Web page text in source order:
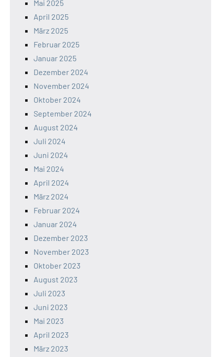
Mai 2025
April 2025
März 2025
Februar 2025
Januar 2025
Dezember 2024
November 2024
Oktober 2024
September 2024
August 2024
Juli 2024
Juni 2024
Mai 2024
April 2024
März 2024
Februar 2024
Januar 2024
Dezember 2023
November 2023
Oktober 2023
August 2023
Juli 2023
Juni 2023
Mai 2023
April 2023
März 2023